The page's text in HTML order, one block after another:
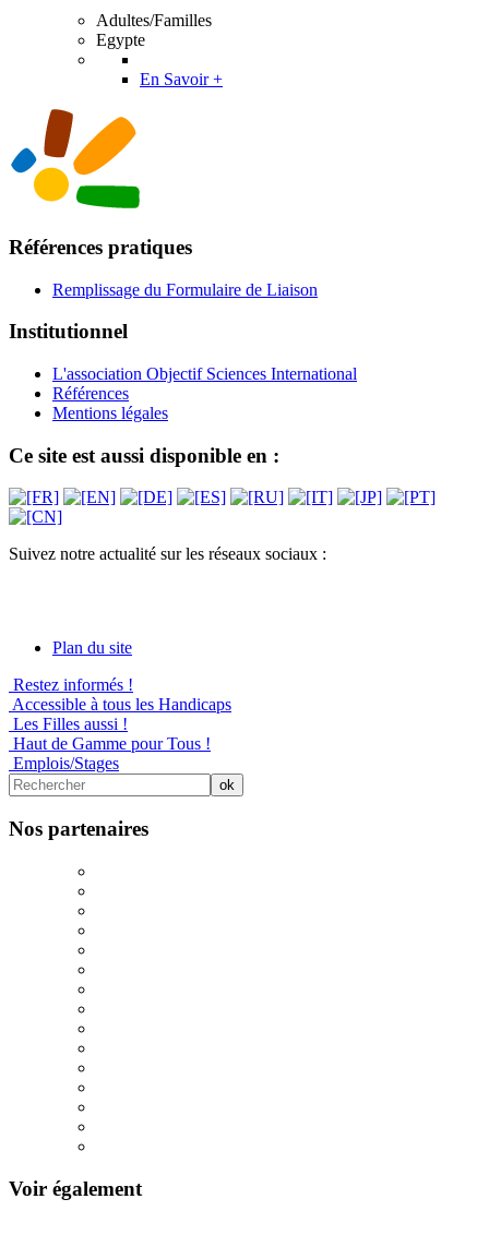
Adultes/Familles
Egypte
En Savoir +
Références pratiques
Remplissage du Formulaire de Liaison
Institutionnel
L'association Objectif Sciences International
Références
Mentions légales
Ce site est aussi disponible en :
Suivez notre actualité sur les réseaux sociaux :
Plan du site
Restez informés !
Accessible à tous les Handicaps
Les Filles aussi !
Haut de Gamme pour Tous !
Emplois/Stages
Nos partenaires
Voir également